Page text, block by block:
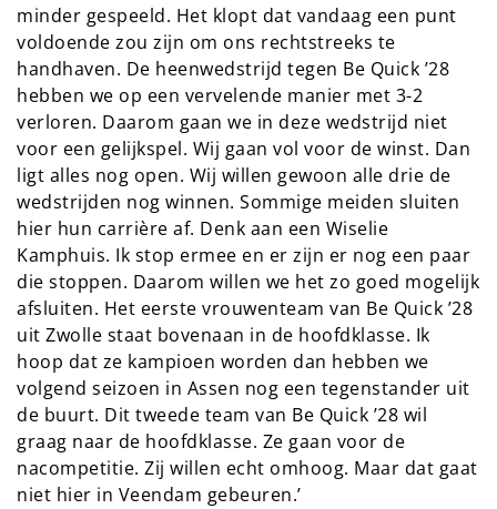
minder gespeeld. Het klopt dat vandaag een punt
voldoende zou zijn om ons rechtstreeks te
handhaven. De heenwedstrijd tegen Be Quick ’28
hebben we op een vervelende manier met 3-2
verloren. Daarom gaan we in deze wedstrijd niet
voor een gelijkspel. Wij gaan vol voor de winst. Dan
ligt alles nog open. Wij willen gewoon alle drie de
wedstrijden nog winnen. Sommige meiden sluiten
hier hun carrière af. Denk aan een Wiselie
Kamphuis. Ik stop ermee en er zijn er nog een paar
die stoppen. Daarom willen we het zo goed mogelijk
afsluiten. Het eerste vrouwenteam van Be Quick ’28
uit Zwolle staat bovenaan in de hoofdklasse. Ik
hoop dat ze kampioen worden dan hebben we
volgend seizoen in Assen nog een tegenstander uit
de buurt. Dit tweede team van Be Quick ’28 wil
graag naar de hoofdklasse. Ze gaan voor de
nacompetitie. Zij willen echt omhoog. Maar dat gaat
niet hier in Veendam gebeuren.’